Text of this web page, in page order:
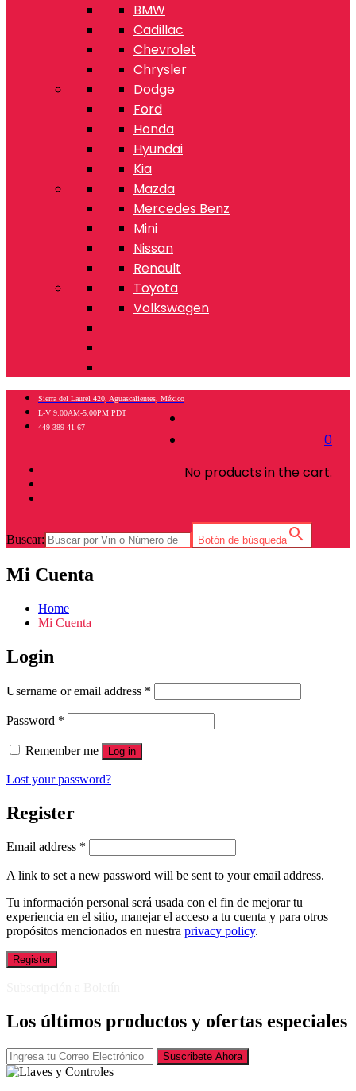
BMW
Cadillac
Chevrolet
Chrysler
Dodge
Ford
Honda
Hyundai
Kia
Mazda
Mercedes Benz
Mini
Nissan
Renault
Toyota
Volkswagen
0
No products in the cart.
Sierra del Laurel 420, Aguascalientes, México
L-V 9:00AM-5:00PM PDT
449 389 41 67
Buscar: Botón de búsqueda
Mi Cuenta
Home
Mi Cuenta
Login
Username or email address *
Password *
Remember me Log in
Lost your password?
Register
Email address *
A link to set a new password will be sent to your email address.
Tu información personal será usada con el fin de mejorar tu
experiencia en el sitio, manejar el acceso a tu cuenta y para otros
propósitos mencionados en nuestra privacy policy.
Register
Los últimos productos y ofertas especiales
Suscribete Ahora